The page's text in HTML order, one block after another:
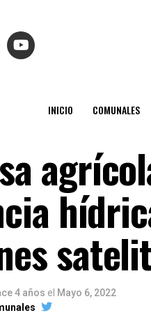
INICIO COMUNALES
4 años el Mayo 6, 2022